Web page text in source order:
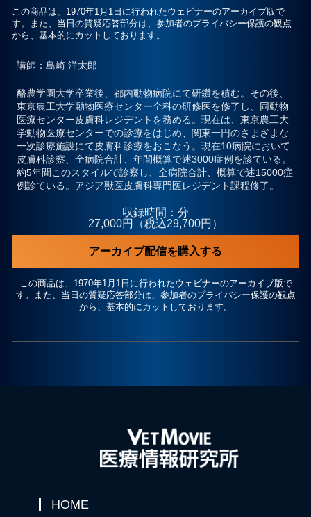
この商品は、1970年1月1日に行われたウェビナーのアーカイブ版で
す。また、当日の質疑応答部分は、参加者のプライバシー保護の観点
から、基本的にカットしております。
講師 ：島崎 洋太郎
酪農学園大学卒業後、都内動物病院にて研鑽を積む。その後、
東京農工大学動物医療センター全科の研修医を修了し、同動物
医療センター皮膚科レジデントを務める。現在は、東京農工大
学動物医療センターでの診療をはじめ、関東一円のさまざまな
一次診療施設にて皮膚科診療をおこなう。現在10病院において
皮膚科診察、全病院合計、年間概算で述3000症例を診ている。
約5年間このスタイルで診察し、全病院合計、概算で述15000症
例診ている。アジア獣医皮膚科専門医レジデント課程修了。
収録時間：分
27,000円（税込29,700円）
アーカイブ配信を購入する
この商品は、1970年1月1日に行われたウェビナーのアーカイブ版で
す。また、当日の質疑応答部分は、参加者のプライバシー保護の観点
から、基本的にカットしております。
HOME